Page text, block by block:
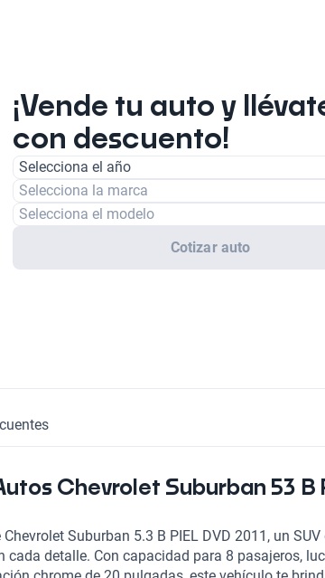
¡Vende tu auto y
con descuento!
Selecciona el año
Selecciona la marca
Selecciona el modelo
Cotizar auto
Chevrolet Suburban 53 B
Suburban 5.3 B PIEL DVD 2011, un
cada detalle. Con capacidad para 8 pasajeros,